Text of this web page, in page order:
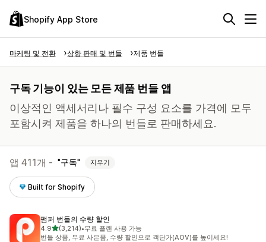
Shopify App Store
마케팅 및 전환 상향 판매 및 번들 제품 번들
구독 기능이 있는 모든 제품 번들 앱
이상적인 액세서리나 필수 구성 요소를 가격에 모두
포함시켜 제품을 하나의 번들로 판매하세요.
앱 411개 - 구독 지우기
Built for Shopify
펌퍼 번들의 수량 할인
4.9별 5개 중
(3,214)
총 리뷰 3214개
•무료 플랜 사용 가능
번들 상품, 무료 사은품, 수량 할인으로 객단가(AOV)를 높이세요!